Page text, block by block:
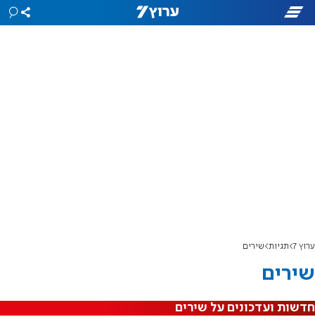
ערוץ 7 תגיות שירים
שירים
חדשות ועדכונים על שירים